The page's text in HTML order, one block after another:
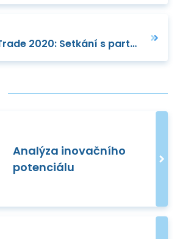
Projekt Aid for Trade 2020: Setkání s partnery z Komory zahraničního obchodu Bosny a Hercegoviny
Analýza inovačního
potenciálu